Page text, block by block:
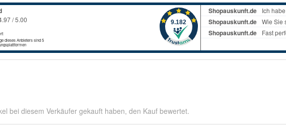
bei diesem Verkäufer gekauft haben, den Kauf bewertet.